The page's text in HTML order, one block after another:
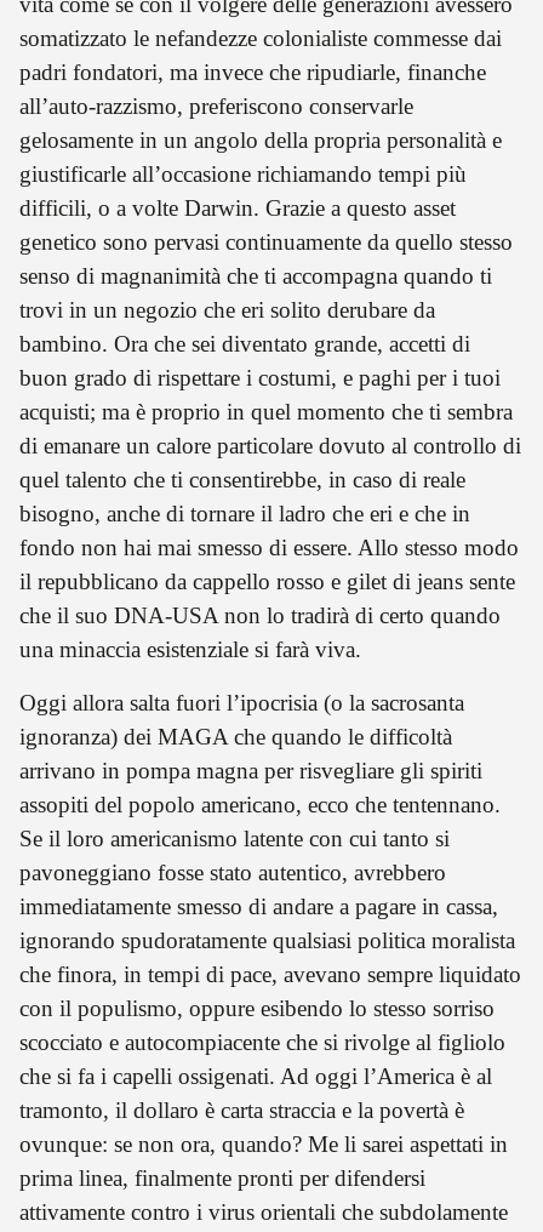
somatizzato le nefandezze colonialiste commesse dai
padri fondatori, ma invece che ripudiarle, finanche
all’auto-razzismo, preferiscono conservarle
gelosamente in un angolo della propria personalità e
giustificarle all’occasione richiamando tempi più
difficili, o a volte Darwin. Grazie a questo asset
genetico sono pervasi continuamente da quello stesso
senso di magnanimità che ti accompagna quando ti
trovi in un negozio che eri solito derubare da
bambino. Ora che sei diventato grande, accetti di
buon grado di rispettare i costumi, e paghi per i tuoi
acquisti; ma è proprio in quel momento che ti sembra
di emanare un calore particolare dovuto al controllo di
quel talento che ti consentirebbe, in caso di reale
bisogno, anche di tornare il ladro che eri e che in
fondo non hai mai smesso di essere. Allo stesso modo
il repubblicano da cappello rosso e gilet di jeans sente
che il suo DNA-USA non lo tradirà di certo quando
una minaccia esistenziale si farà viva.
Oggi allora salta fuori l’ipocrisia (o la sacrosanta
ignoranza) dei MAGA che quando le difficoltà
arrivano in pompa magna per risvegliare gli spiriti
assopiti del popolo americano, ecco che tentennano.
Se il loro americanismo latente con cui tanto si
pavoneggiano fosse stato autentico, avrebbero
immediatamente smesso di andare a pagare in cassa,
ignorando spudoratamente qualsiasi politica moralista
che finora, in tempi di pace, avevano sempre liquidato
con il populismo, oppure esibendo lo stesso sorriso
scocciato e autocompiacente che si rivolge al figliolo
che si fa i capelli ossigenati. Ad oggi l’America è al
tramonto, il dollaro è carta straccia e la povertà è
ovunque: se non ora, quando? Me li sarei aspettati in
prima linea, finalmente pronti per difendersi
attivamente contro i virus orientali che subdolamente